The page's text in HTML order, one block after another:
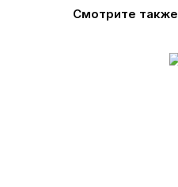
Смотрите также